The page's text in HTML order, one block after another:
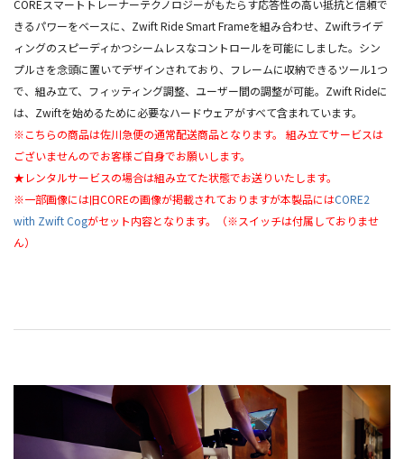
COREスマートトレーナーテクノロジーがもたらす応答性の高い抵抗と信頼で
きるパワーをベースに、Zwift Ride Smart Frameを組み合わせ、Zwiftライデ
ィングのスピーディかつシームレスなコントロールを可能にしました。シン
プルさを念頭に置いてデザインされており、フレームに収納できるツール1つ
で、組み立て、フィッティング調整、ユーザー間の調整が可能。Zwift Rideに
は、Zwiftを始めるために必要なハードウェアがすべて含まれています。
※こちらの商品は佐川急便の通常配送商品となります。 組み立てサービスは
ございませんのでお客様ご自身でお願いします。
★レンタルサービスの場合は組み立てた状態でお送りいたします。
※一部画像には旧COREの画像が掲載されておりますが本製品にはCORE2
with Zwift Cogがセット内容となります。（※スイッチは付属しておりませ
ん）